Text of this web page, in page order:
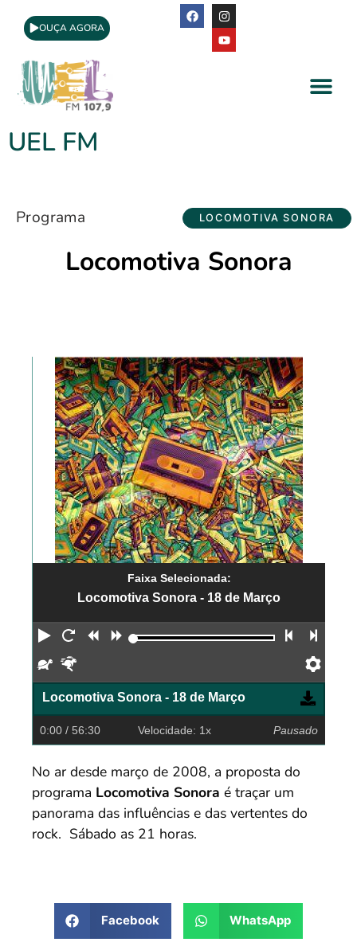
OUÇA AGORA
UEL FM
Programa LOCOMOTIVA SONORA
Locomotiva Sonora
Faixa Selecionada:
Locomotiva Sonora - 18 de Março
Reproduzir
Reiniciar
Retroceder
Avançar Faixa
Devagar
Locomotiva Sonora - 18 de Março
0:00 / 56:30 Velocidade: 1x Pausado
No ar desde março de 2008, a proposta do
programa Locomotiva Sonora é traçar um
panorama das influências e das vertentes do
rock. Sábado as 21 horas.
Facebook WhatsApp